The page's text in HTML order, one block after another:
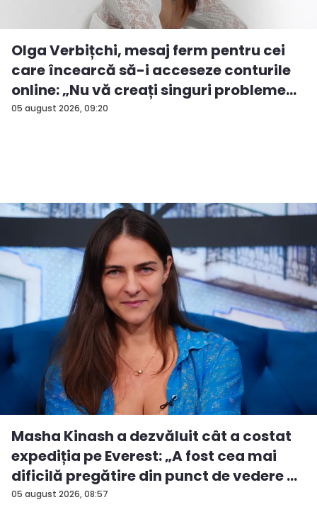
05 august 2026, 09:20
Olga Verbițchi, mesaj ferm pentru cei
care încearcă să-i acceseze conturile
online: „Nu vă creați singuri probleme...
05 august 2026, 08:57
Masha Kinash a dezvăluit cât a costat
expediția pe Everest: „A fost cea mai
dificilă pregătire din punct de vedere ...